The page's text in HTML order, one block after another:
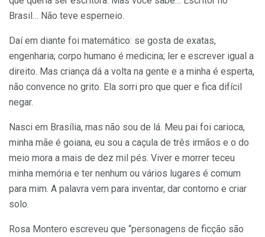
Brasil… Não teve esperneio.
Daí em diante foi matemático: se gosta de exatas,
engenharia; corpo humano é medicina; ler e escrever igual a
direito. Mas criança dá a volta na gente e a minha é esperta,
não convence no grito. Ela sorri pro que quer e fica difícil
negar.
Nasci em Brasília, mas não sou de lá. Meu pai foi carioca,
minha mãe é goiana, eu sou a caçula de três irmãos e o do
meio mora a mais de dez mil pés. Viver e morrer teceu
minha memória e ter nenhum ou vários lugares é comum
para mim. A palavra vem para inventar, dar contorno e criar
solo.
Rosa Montero escreveu que “personagens de ficção são